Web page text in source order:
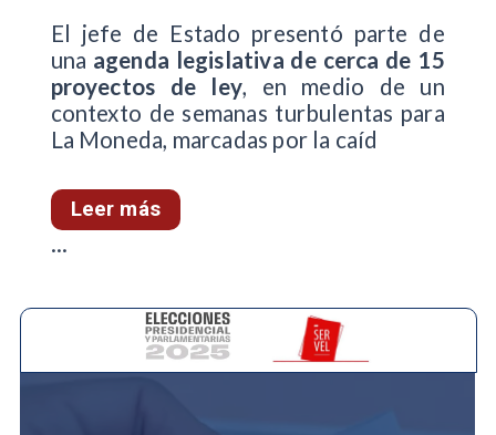
El jefe de Estado presentó parte de
una agenda legislativa de cerca de 15
proyectos de ley, en medio de un
contexto de semanas turbulentas para
La Moneda, marcadas por la caíd
Leer más
...